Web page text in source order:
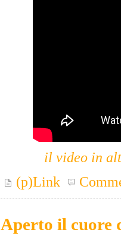
il video in
(p)Link
Aperto il cuore